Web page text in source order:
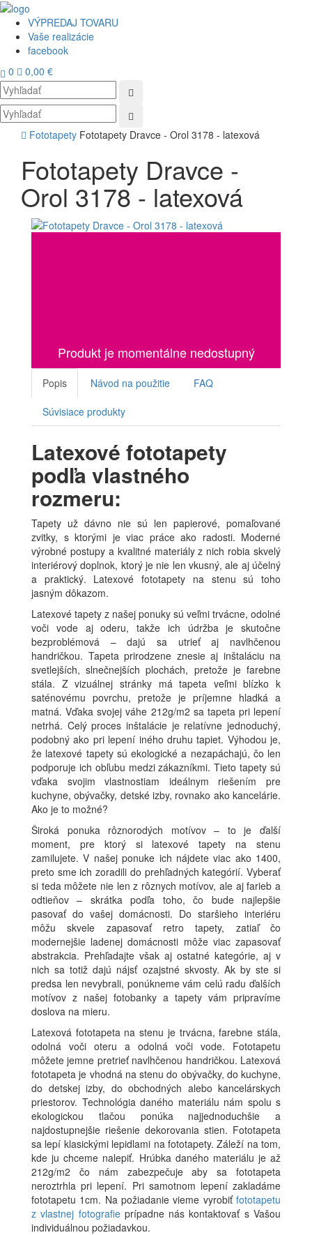
VÝPREDAJ TOVARU
Vaše realizácie
facebook
0 0,00 €
Fototapety Fototapety Dravce - Orol 3178 - latexová
Fototapety Dravce -
Orol 3178 - latexová
Produkt je momentálne nedostupný
Popis Návod na použitie FAQ
Súvisiace produkty
Latexové fototapety
podľa vlastného
rozmeru:
Tapety už dávno nie sú len papierové, pomaľované
zvitky, s ktorými je viac práce ako radosti. Moderné
výrobné postupy a kvalitné materiály z nich robia skvelý
interiérový doplnok, ktorý je nie len vkusný, ale aj účelný
a praktický. Latexové fototapety na stenu sú toho
jasným dôkazom.
Latexové tapety z našej ponuky sú veľmi trvácne, odolné
voči vode aj oderu, takže ich údržba je skutočne
bezproblémová – dajú sa utrieť aj navlhčenou
handričkou. Tapeta prirodzene znesie aj inštaláciu na
svetlejších, slnečnejších plochách, pretože je farebne
stála. Z vizuálnej stránky má tapeta veľmi blízko k
saténovému povrchu, pretože je príjemne hladká a
matná. Vďaka svojej váhe 212g/m2 sa tapeta pri lepení
netrhá. Celý proces inštalácie je relatívne jednoduchý,
podobný ako pri lepení iného druhu tapiet. Výhodou je,
že latexové tapety sú ekologické a nezapáchajú, čo len
podporuje ich obľubu medzi zákazníkmi. Tieto tapety sú
vďaka svojim vlastnostiam ideálnym riešením pre
kuchyne, obývačky, detské izby, rovnako ako kancelárie.
Ako je to možné?
Široká ponuka rôznorodých motívov – to je ďalší
moment, pre ktorý si latexové tapety na stenu
zamilujete. V našej ponuke ich nájdete viac ako 1400,
preto sme ich zoradili do prehľadných kategórií. Vyberať
si teda môžete nie len z rôznych motívov, ale aj farieb a
odtieňov – skrátka podľa toho, čo bude najlepšie
pasovať do vašej domácnosti. Do staršieho interiéru
môžu skvele zapasovať retro tapety, zatiaľ čo
modernejšie ladenej domácnosti môže viac zapasovať
abstrakcia. Prehľadajte však aj ostatné kategórie, aj v
nich sa totiž dajú nájsť ozajstné skvosty. Ak by ste si
predsa len nevybrali, ponúkneme vám celú radu ďalších
motívov z našej fotobanky a tapety vám pripravíme
doslova na mieru.
Latexová fototapeta na stenu je trvácna, farebne stála,
odolná voči oteru a odolná voči vode. Fototapetu
môžete jemne pretrieť navlhčenou handričkou. Latexová
fototapeta je vhodná na stenu do obývačky, do kuchyne,
do detskej izby, do obchodných alebo kancelárskych
priestorov. Technológia daného materiálu nám spolu s
ekologickou tlačou ponúka najjednoduchšie a
najdostupnejšie riešenie dekorovania stien. Fototapeta
sa lepí klasickými lepidlami na fototapety. Záleží na tom,
kde ju chceme nalepiť. Hrúbka daného materiálu je až
212g/m2 čo nám zabezpečuje aby sa fototapeta
neroztrhla pri lepení. Pri samotnom lepení zakladáme
fototapetu 1cm. Na požiadanie vieme vyrobiť fototapetu
z vlastnej fotografieprípadne nás kontaktovať s Vašou
individuálnou požiadavkou.